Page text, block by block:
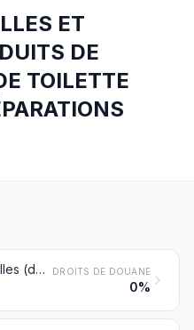
ET
DE
TOILETTE
Huiles essentielles (déterpénées ou non), y compris celles dites « concrètes » ou « absolues »; résinoïdes; oléorésines d'extraction; solutions concentrées d'huiles essentielles dans les graisses, les huiles fixes, les cires ou matières analogues, obtenues par enfleurage ou macération; sous-produits terpéniques résiduaires de la déterpénation des huiles essentielles; eaux distillées aromatiques et solutions aqueuses d'huiles essentielles DROITS DE DOUANE
0%